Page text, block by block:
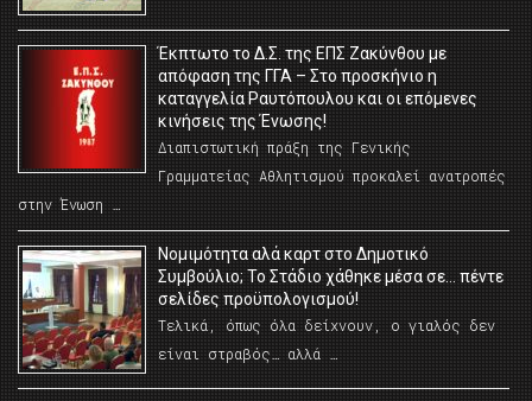
Έκπτωτο το Δ.Σ. της ΕΠΣ Ζακύνθου με
απόφαση της ΓΓΑ – Στο προσκήνιο η
καταγγελία Ραυτόπουλου και οι επόμενες
κινήσεις της Ένωσης!
Διαπιστωτική πράξη της Γενικής
Γραμματείας Αθλητισμού προκαλεί ανατροπές
στην Ένωση …
Νομιμότητα αλά καρτ στο Δημοτικό
Συμβούλιο; Το Στάδιο χάθηκε μέσα σε… πέντε
σελίδες προϋπολογισμού!
Τελικά, όπως όλα δείχνουν, ο γιαλός δεν
είναι στραβός… αλλά …